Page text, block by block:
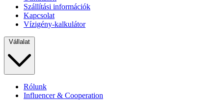
Szállítási információk
Kapcsolat
Vízigény-kalkulátor
Vállalat
Rólunk
Influencer & Cooperation